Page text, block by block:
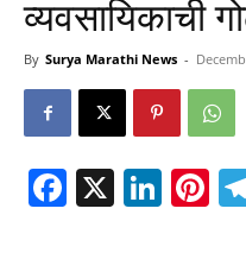
व्यवसायिकाची
By Surya Marathi News -
Facebook
X